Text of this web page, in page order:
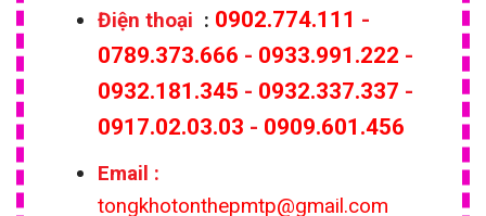
Điện thoại : 0902.774.111 -
0789.373.666 - 0933.991.222 -
0932.181.345 - 0932.337.337 -
0917.02.03.03 - 0909.601.456
Email :
tongkhotonthepmtp@gmail.com